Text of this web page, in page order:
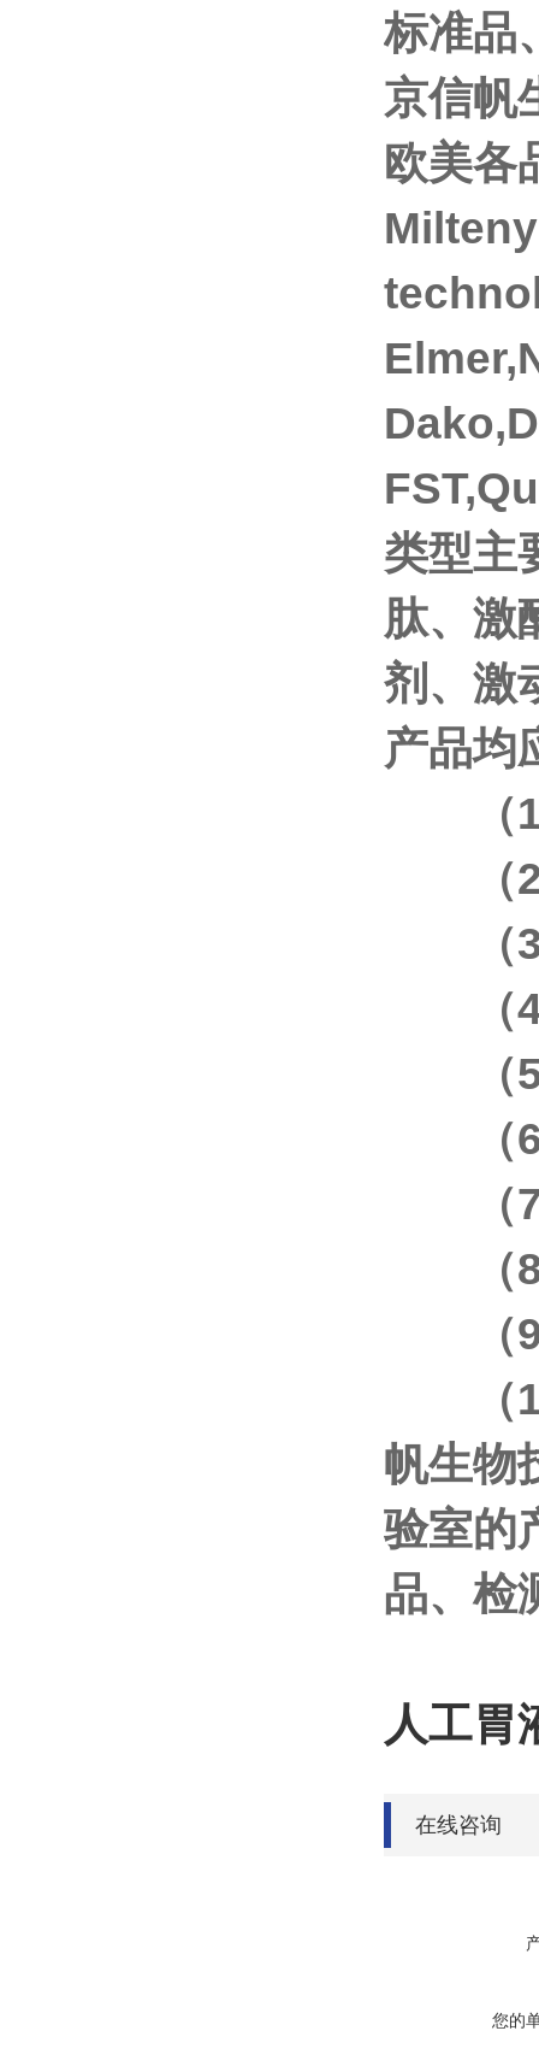
标准品
京信帆
欧美
类型主
肽、激
剂、激
产品均
帆生物
验室的
品、检
人工胃
在线咨询
您的